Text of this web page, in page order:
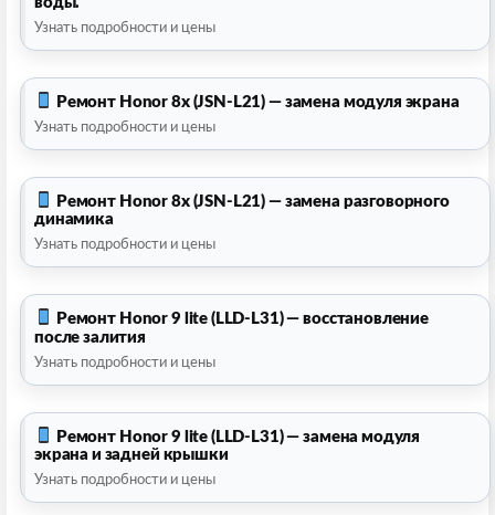
Узнать подробности и цены
Ремонт Honor 8x (JSN-L21) — замена модуля экрана
Узнать подробности и цены
Ремонт Honor 8x (JSN-L21) — замена разговорного
динамика
Узнать подробности и цены
Ремонт Honor 9 lite (LLD-L31) — восстановление
после залития
Узнать подробности и цены
Ремонт Honor 9 lite (LLD-L31) — замена модуля
экрана и задней крышки
Узнать подробности и цены